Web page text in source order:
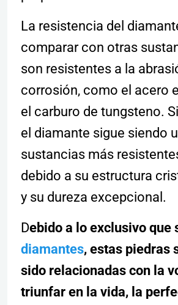
La resistencia del
comparar con otras
son resistentes a la
corrosión, como el acero
el carburo de tungsteno.
el diamante sigue siendo
sustancias más
debido a su estructura
y su dureza excepcional.
Debido a lo exclusivo que
diamantes, estas piedras
sido relacionadas con la
triunfar en la vida, la